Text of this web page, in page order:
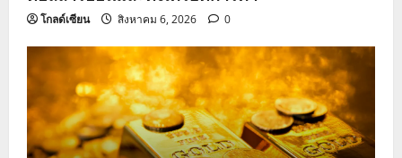
โกลด์เซียน สิงหาคม 6, 2026 0